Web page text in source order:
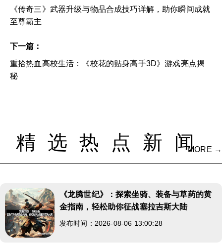
《传奇三》武器升级与物品合成技巧详解，助你瞬间成就
至尊霸主
下一篇：
重拾热血高校生活：《校花的贴身高手3D》游戏亮点揭
秘
精选热点新闻
MORE →
《龙腾世纪》：探索坐骑、装备与草药的黄
金指南，轻松助你征战塞拉吉斯大陆
发布时间：2026-08-06 13:00:28